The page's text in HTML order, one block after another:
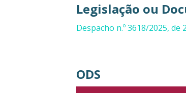
Legislação ou
Despacho n.º 3618/2025, de
ODS